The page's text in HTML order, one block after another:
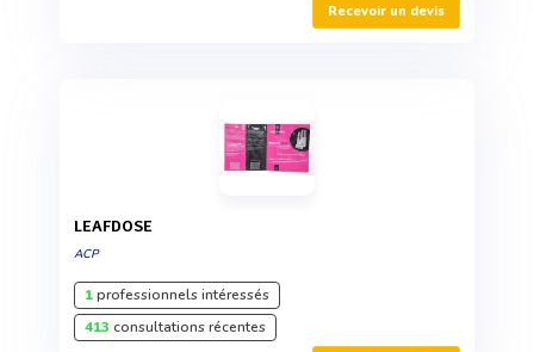
Recevoir un devis
LEAFDOSE
ACP
1professionnels intéressés
413 consultations récentes